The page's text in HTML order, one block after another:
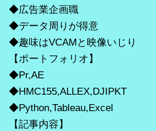
◆広告業企画職
◆データ周りが得意
◆趣味はVCAMと映像いじり
【ポートフォリオ】
◆Pr,AE
◆HMC155,ALLEX,DJIPKT
◆Python,Tableau,Excel
【記事内容】